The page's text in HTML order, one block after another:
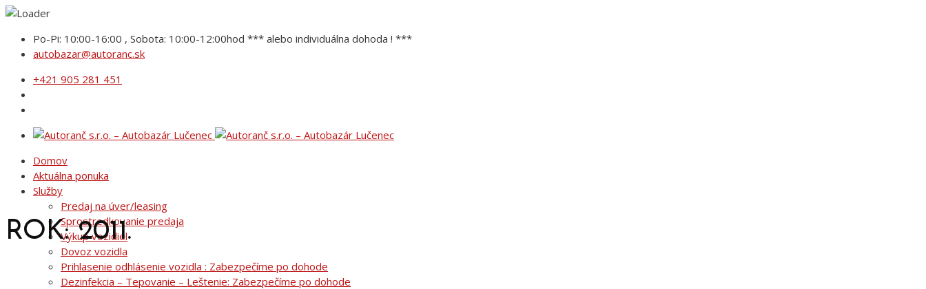
Po-Pi: 10:00-16:00 , Sobota: 10:00-12:00hod *** alebo individuálna dohoda ! ***
autobazar@autoranc.sk
+421 905 281 451
Domov
Aktuálna ponuka
Služby
Predaj na úver/leasing
Sprostredkovanie predaja
Výkup vozidiel
Dovoz vozidla
Prihlasenie odhlásenie vozidla : Zabezpečíme po dohode
Dezinfekcia – Tepovanie – Leštenie: Zabezpečíme po dohode
ROK: 2011.